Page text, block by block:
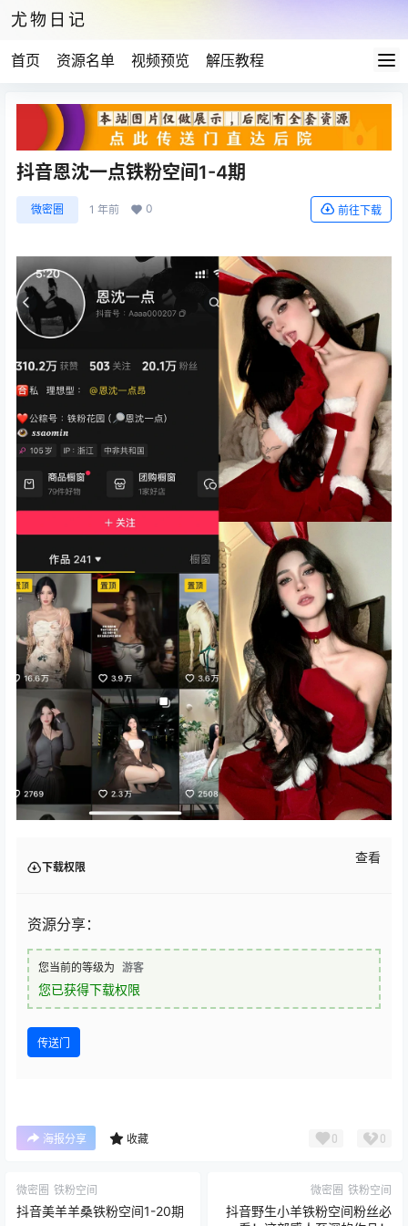
尤物日记
首页 资源名单 视频预览 解压教程
抖音恩沈一点铁粉空间1-4期
微密圈 1 年前 0 前往下载
下载权限
查看
资源分享：
您当前的等级为 游客
您已获得下载权限
传送门
海报分享 收藏 0 0
微密圈 铁粉空间
抖音美羊羊桑铁粉空间1-20期
微密圈 铁粉空间
抖音野生小羊铁粉空间粉丝必